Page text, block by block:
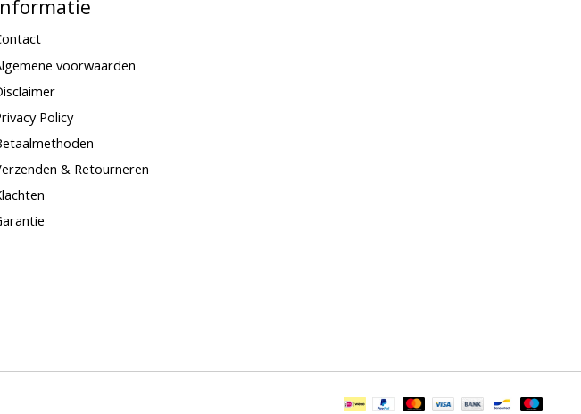
voorwaarden
Policy
& Retourneren